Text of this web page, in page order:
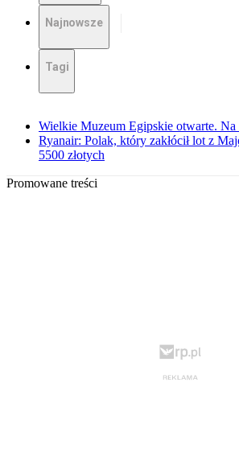
Najnowsze
Tagi
Wielkie Muzeum Egipskie otwarte. Na
Ryanair: Polak, który zakłócił lot z
5500 złotych
Promowane treści